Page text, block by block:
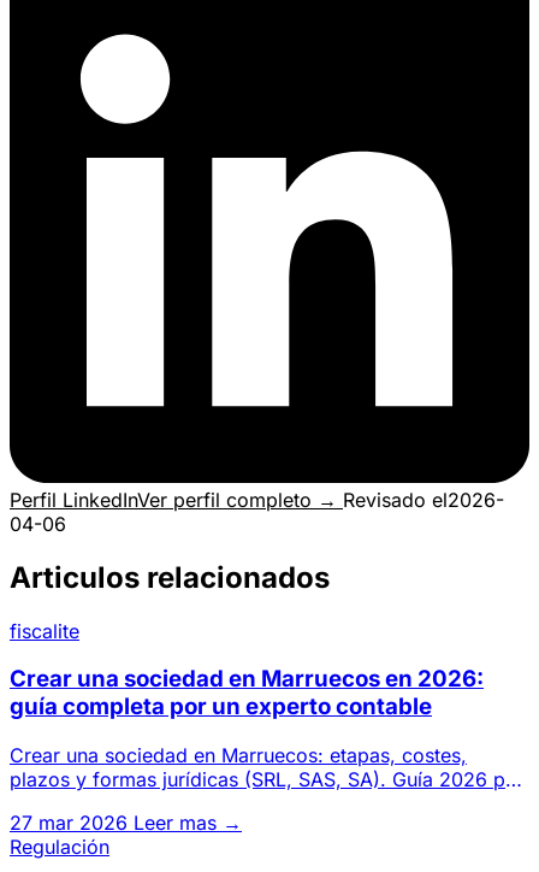
Perfil LinkedInVer perfil completo → Revisado el2026-
04-06
Articulos relacionados
fiscalite
Crear una sociedad en Marruecos en 2026:
guía completa por un experto contable
Crear una sociedad en Marruecos: etapas, costes,
plazos y formas jurídicas (SRL, SAS, SA). Guía 2026 por
27 mar 2026 Leer mas →
Regulación